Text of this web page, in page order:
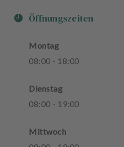
Öffnungszeiten
Montag
08:00 - 18:00
Dienstag
08:00 - 19:00
Mittwoch